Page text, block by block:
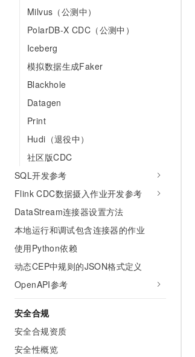
Milvus（公测中）
PolarDB-X CDC（公测中）
Iceberg
模拟数据生成Faker
Blackhole
Datagen
Print
Hudi（退役中）
社区版CDC
SQL开发参考
Flink CDC数据摄入作业开发参考
DataStream连接器设置方法
本地运行和调试包含连接器的作业
使用Python依赖
动态CEP中规则的JSON格式定义
OpenAPI参考
安全合规
安全合规资质
安全性概览